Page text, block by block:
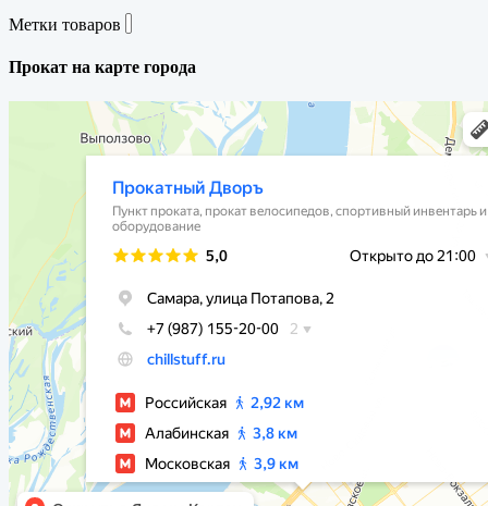
Метки товаров
Прокат на карте города